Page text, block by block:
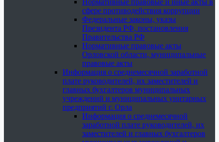
Нормативные правовые и иные акты в
сфере противодействия коррупции
Федеральные законы, указы
Президента РФ, постановления
Правительства РФ
Нормативные правовые акты
Орловской области, муниципальные
правовые акты
Информация о среднемесячной заработной
плате руководителей, их заместителей и
главных бухгалтеров муниципальных
учреждений и муниципальных унитарных
предприятий г. Орла
Информация о среднемесячной
заработной плате руководителей, их
заместителей и главных бухгалтеров